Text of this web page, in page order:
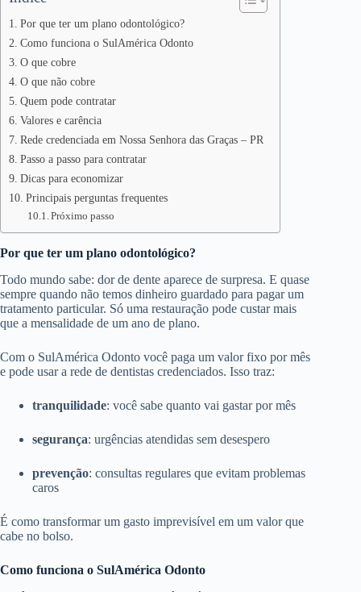
Por que ter um plano odontológico?
Como funciona o SulAmérica Odonto
O que cobre
O que não cobre
Quem pode contratar
Valores e carência
Rede credenciada em Nossa Senhora das Graças – PR
Passo a passo para contratar
Dicas para economizar
Principais perguntas frequentes
Próximo passo
Por que ter um plano odontológico?
Todo mundo sabe: dor de dente aparece de surpresa. E quase
sempre quando não temos dinheiro guardado para pagar um
tratamento particular. Só uma restauração pode custar mais
que a mensalidade de um ano de plano.
Com o SulAmérica Odonto você paga um valor fixo por mês
e pode usar a rede de dentistas credenciados. Isso traz:
tranquilidade: você sabe quanto vai gastar por mês
segurança: urgências atendidas sem desespero
prevenção: consultas regulares que evitam problemas
caros
É como transformar um gasto imprevisível em um valor que
cabe no bolso.
Como funciona o SulAmérica Odonto